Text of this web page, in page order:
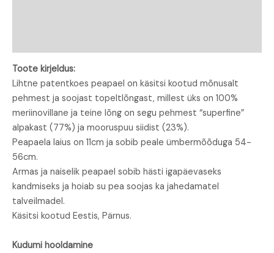
Toote kirjeldus:
Lihtne patentkoes peapael on käsitsi kootud mõnusalt
pehmest ja soojast topeltlõngast, millest üks on 100%
meriinovillane ja teine lõng on segu pehmest “superfine”
alpakast (77%) ja mooruspuu siidist (23%).
Peapaela laius on 11cm ja sobib peale ümbermõõduga 54-
56cm.
Armas ja naiselik peapael sobib hästi igapäevaseks
kandmiseks ja hoiab su pea soojas ka jahedamatel
talveilmadel.
Käsitsi kootud Eestis, Pärnus.
Kudumi hooldamine